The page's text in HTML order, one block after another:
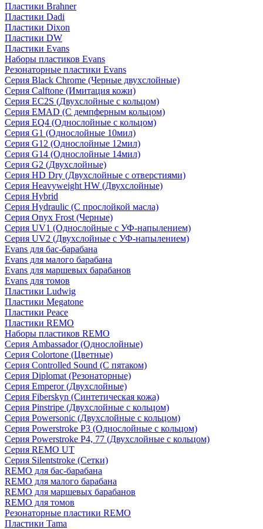
Пластики Brahner
Пластики Dadi
Пластики Dixon
Пластики DW
Пластики Evans
Наборы пластиков Evans
Резонаторные пластики Evans
Серия Black Chrome (Черные двухслойные)
Серия Calftone (Имитация кожи)
Серия EC2S (Двухслойные с кольцом)
Серия EMAD (С демпферным кольцом)
Серия EQ4 (Однослойные с кольцом)
Серия G1 (Однослойные 10мил)
Серия G12 (Однослойные 12мил)
Серия G14 (Однослойные 14мил)
Серия G2 (Двухслойные)
Серия HD Dry (Двухслойные с отверстиями)
Серия Heavyweight HW (Двухслойные)
Серия Hybrid
Серия Hydraulic (С прослойкой масла)
Серия Onyx Frost (Черные)
Серия UV1 (Однослойные с УФ-напылением)
Серия UV2 (Двухслойные с УФ-напылением)
Evans для бас-барабана
Evans для малого барабана
Evans для маршевых барабанов
Evans для томов
Пластики Ludwig
Пластики Megatone
Пластики Peace
Пластики REMO
Наборы пластиков REMO
Серия Ambassador (Однослойные)
Серия Colortone (Цветные)
Серия Controlled Sound (С пятаком)
Серия Diplomat (Резонаторные)
Серия Emperor (Двухслойные)
Серия Fiberskyn (Синтетическая кожа)
Серия Pinstripe (Двухслойные с кольцом)
Серия Powersonic (Двухслойные с кольцом)
Серия Powerstroke P3 (Однослойные с кольцом)
Серия Powerstroke P4, 77 (Двухслойные с кольцом)
Серия REMO UT
Серия Silentstroke (Сетки)
REMO для бас-барабана
REMO для малого барабана
REMO для маршевых барабанов
REMO для томов
Резонаторные пластики REMO
Пластики Tama